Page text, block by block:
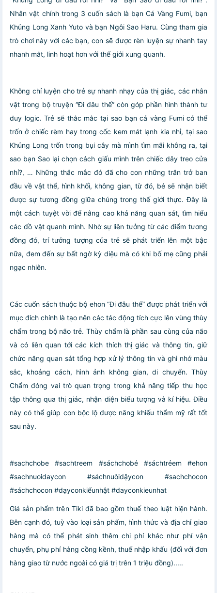
Nhân vật chính trong 3 cuốn sách là bạn Cá Vàng Fumi, bạn
Khủng Long Xanh Yuto và bạn Ngôi Sao Haru. Cùng tham gia
trò chơi này với các bạn, con sẽ được rèn luyện sự nhanh tay
nhanh mắt, linh hoạt hơn với thế giới xung quanh.
Không chỉ luyện cho trẻ sự nhanh nhạy của thị giác, các nhân
vật trong bộ truyện “Đi đâu thế” còn góp phần hình thành tư
duy logic. Trẻ sẽ thắc mắc tại sao bạn cá vàng Fumi có thể
trốn ở chiếc rèm hay trong cốc kem mát lạnh kia nhỉ, tại sao
Khủng Long trốn trong bụi cây mà mình tìm mãi không ra, tại
sao bạn Sao lại chọn cách giấu mình trên chiếc dây treo cửa
nhỉ?, … Những thắc mắc đó đã cho con những trăn trở ban
đầu về vật thể, hình khối, không gian, từ đó, bé sẽ nhận biết
được sự tương đồng giữa chúng trong thế giới thực. Đây là
một cách tuyệt vời để nâng cao khả năng quan sát, tìm hiểu
các đồ vật quanh mình. Nhờ sự liên tưởng từ các điểm tương
đồng đó, trí tưởng tượng của trẻ sẽ phát triển lên một bậc
nữa, đem đến sự bất ngờ kỳ diệu mà có khi bố mẹ cũng phải
ngạc nhiên.
Các cuốn sách thuộc bộ ehon “Đi đâu thế” được phát triển với
mục đích chính là tạo nên các tác động tích cực lên vùng thùy
chẩm trong bộ não trẻ. Thùy chẩm là phần sau cùng của não
và có liên quan tới các kích thích thị giác và thông tin, giữ
chức năng quan sát tổng hợp xử lý thông tin và ghi nhớ màu
sắc, khoảng cách, hình ảnh không gian, di chuyển. Thùy
Chẩm đóng vai trò quan trọng trong khả năng tiếp thu học
tập thông qua thị giác, nhận diện biểu tượng và kí hiệu. Điều
này có thể giúp con bộc lộ được năng khiếu thẩm mỹ rất tốt
sau này.
#sachchobe #sachtreem #sáchchobé #sáchtrẻem #ehon
#sachnuoidaycon #sáchnuôidậycon #sachchocon
#sáchchocon #dạyconkiểunhật #dayconkieunhat
Giá sản phẩm trên Tiki đã bao gồm thuế theo luật hiện hành.
Bên cạnh đó, tuỳ vào loại sản phẩm, hình thức và địa chỉ giao
hàng mà có thể phát sinh thêm chi phí khác như phí vận
chuyển, phụ phí hàng cồng kềnh, thuế nhập khẩu (đối với đơn
hàng giao từ nước ngoài có giá trị trên 1 triệu đồng).....